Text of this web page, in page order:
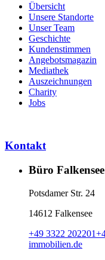
Übersicht
Unsere Standorte
Unser Team
Geschichte
Kundenstimmen
Angebotsmagazin
Mediathek
Auszeichnungen
Charity
Jobs
Kontakt
Büro Falkensee
Potsdamer Str. 24
14612 Falkensee
+49 3322 202201
immobilien.de